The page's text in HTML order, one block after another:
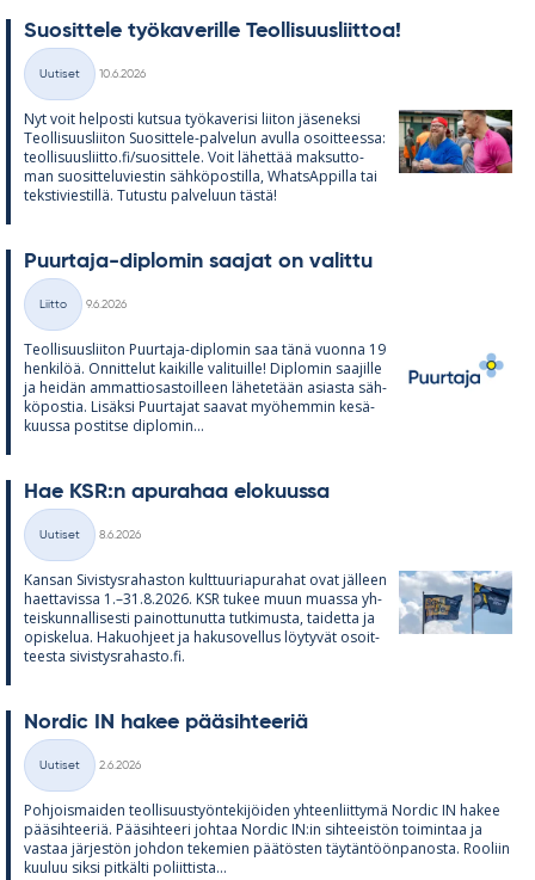
Suo­sit­tele työ­ka­ve­rille Teol­li­suus­liit­toa!
Kategoriat
Uutiset
10.6.2026
Nyt voit hel­posti kut­sua työ­ka­ve­risi lii­ton jä­se­neksi
Teol­li­suus­lii­ton Suo­sit­tele-pal­ve­lun avulla osoit­teessa:
teol­li­suus­liitto.fi/suo­sit­tele. Voit lä­het­tää mak­sut­to­
man suo­sit­te­lu­vies­tin säh­kö­pos­tilla, What­sAp­pilla tai
teks­ti­vies­tillä. Tu­tustu pal­ve­luun tästä!
Puur­taja-diplo­min saa­jat on va­littu
Kategoriat
Liitto
9.6.2026
Teol­li­suus­lii­ton Puur­taja-diplo­min saa tänä vuonna 19
hen­ki­löä. On­nit­te­lut kai­kille va­li­tuille! Diplo­min saa­jille
ja hei­dän am­mat­tio­sas­toil­leen lä­he­te­tään asiasta säh­
kö­pos­tia. Li­säksi Puur­ta­jat saa­vat myö­hem­min ke­sä­
kuussa pos­titse diplo­min...
Hae KSR:n apu­ra­haa elo­kuussa
Kategoriat
Uutiset
8.6.2026
Kan­san Si­vis­tys­ra­has­ton kult­tuu­ria­pu­ra­hat ovat jäl­leen
haet­ta­vissa 1.–31.8.2026. KSR tu­kee muun muassa yh­
teis­kun­nal­li­sesti pai­not­tu­nutta tut­ki­musta, tai­detta ja
opis­ke­lua. Ha­kuoh­jeet ja ha­kuso­vel­lus löy­ty­vät osoit­
teesta si­vis­tys­ra­hasto.fi.
Nor­dic IN ha­kee pää­sih­tee­riä
Kategoriat
Uutiset
2.6.2026
Poh­jois­mai­den teol­li­suus­työn­te­ki­jöi­den yh­teen­liit­tymä Nor­dic IN ha­kee
pää­sih­tee­riä. Pää­sih­teeri joh­taa Nor­dic IN:in sih­tee­is­tön toi­min­taa ja
vas­taa jär­jes­tön joh­don te­ke­mien pää­tös­ten täy­tän­töön­pa­nosta. Roo­liin
kuu­luu siksi pit­kälti po­liit­tista...